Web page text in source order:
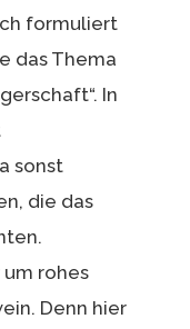
formuliert
das Thema
In
sonst
die das
rohes
Denn hier